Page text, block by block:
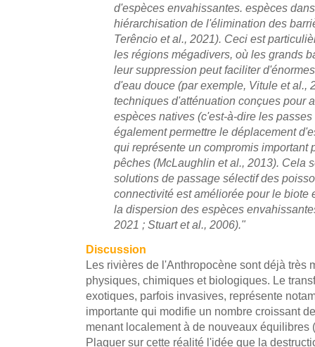
d'espèces envahissantes. espèces
hiérarchisation de l'élimination des
Terêncio et al., 2021). Ceci est
les régions mégadivers, où les grands
leur suppression peut faciliter
d'eau douce (par exemple, Vitule et al.,
techniques d'atténuation conçues pour
espèces natives (c'est-à-dire les
également permettre le déplacement
qui représente un compromis important
pêches (McLaughlin et al., 2013). Cela
solutions de passage sélectif des
connectivité est améliorée pour le biote
la dispersion des espèces
2021 ; Stuart et al., 2006)."
Discussion
Les rivières de l'Anthropocène sont déjà très
physiques, chimiques et biologiques. Le
exotiques, parfois invasives, représente
importante qui modifie un nombre croissant
menant localement à de nouveaux
Plaquer sur cette réalité l'idée que la